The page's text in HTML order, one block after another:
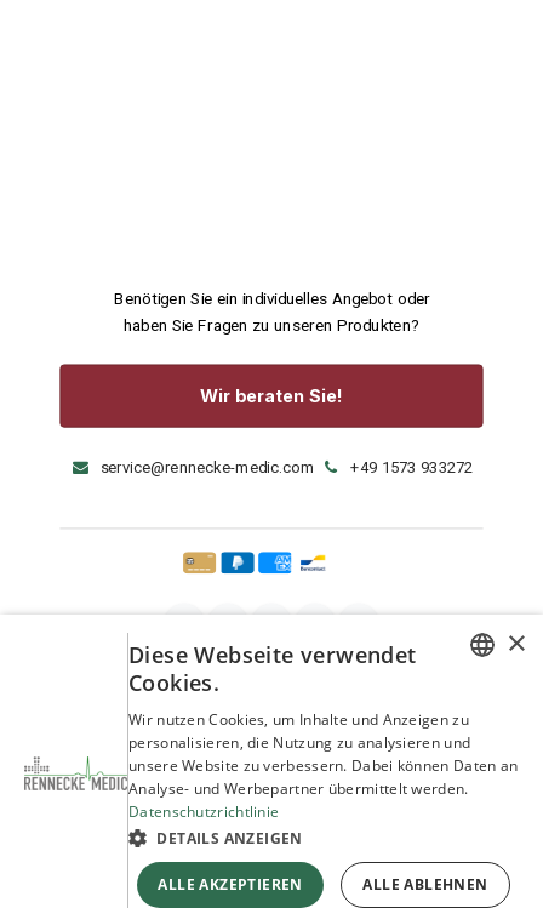
Benötigen Sie ein individuelles Angebot oder
haben Sie Fragen zu unseren Produkten?
Wir beraten Sie!
service@rennecke-medic.com +49 1573 933272
Copyright © Rennecke-Medic GmbH
Unterstützt durch
Open-Source-E-Commerce
ENGLISH
×
Diese Webseite verwendet
Cookies.
Wir nutzen Cookies, um Inhalte und Anzeigen zu
personalisieren, die Nutzung zu analysieren und
unsere Website zu verbessern. Dabei können Daten an
Analyse- und Werbepartner übermittelt werden.
Datenschutzrichtlinie
DETAILS ANZEIGEN
ALLE AKZEPTIEREN ALLE ABLEHNEN